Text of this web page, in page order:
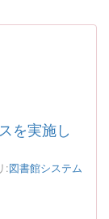
を実施し
:図書館システム